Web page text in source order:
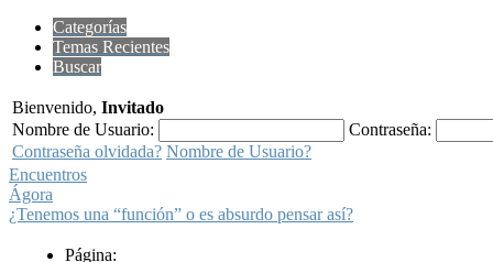
Categorías
Temas Recientes
Buscar
Bienvenido, Invitado
Nombre de Usuario:
Contraseña:
Contraseña olvidada? Nombre de Usuario?
Encuentros
Ágora
¿Tenemos una “función” o es absurdo pensar así?
Página: